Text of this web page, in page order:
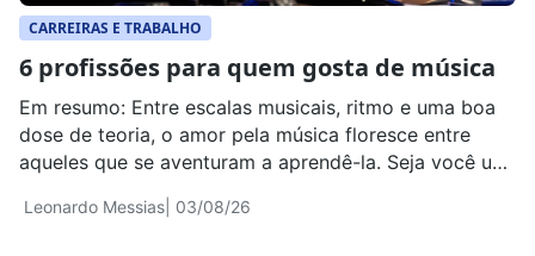
CARREIRAS E TRABALHO
6 profissões para quem gosta de música​
Leonardo Messias | 03/08/26
Em resumo: Entre escalas musicais, ritmo e uma boa
dose de teoria, o amor pela música floresce entre
aqueles que se aventuram a aprendê-la. Seja você um
saiba que a paixão pela quarta arte pode ser